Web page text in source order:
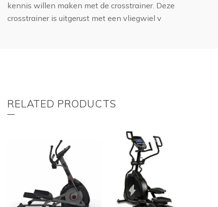
kennis willen maken met de crosstrainer. Deze
crosstrainer is uitgerust met een vliegwiel v
RELATED PRODUCTS